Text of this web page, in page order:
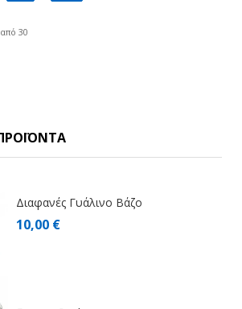
Διαφανές Γυάλινο Βάζο
10,00 €
30